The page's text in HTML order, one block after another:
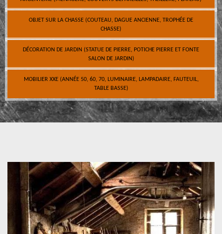
OBJET SUR LA CHASSE (COUTEAU, DAGUE ANCIENNE, TROPHÉE DE
CHASSE)
DÉCORATION DE JARDIN (STATUE DE PIERRE, POTICHE PIERRE ET FONTE
SALON DE JARDIN)
MOBILIER XXE (ANNÉE 50, 60, 70, LUMINAIRE, LAMPADAIRE, FAUTEUIL,
TABLE BASSE)